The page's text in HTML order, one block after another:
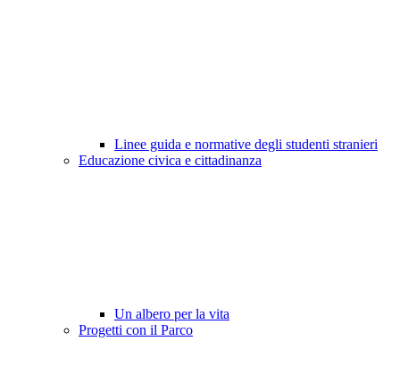
Linee guida e normative degli studenti stranieri
Educazione civica e cittadinanza
Un albero per la vita
Progetti con il Parco